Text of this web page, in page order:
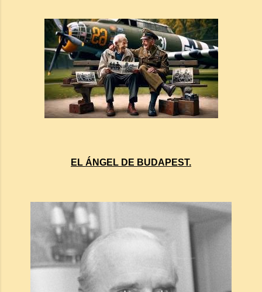
EL ÁNGEL DE BUDAPEST.